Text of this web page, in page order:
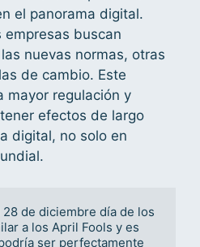
el panorama digital.
empresas buscan
nuevas normas, otras
de cambio. Este
mayor regulación y
efectos de largo
digital, no solo en
de diciembre día de los
a los April Fools y es
ser perfectamente